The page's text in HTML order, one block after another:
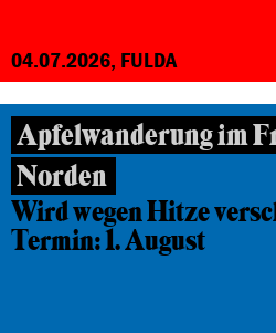
04.07.2026, FULDA
Apfelwanderung im
Norden
Wird wegen Hitze
Termin: 1. August